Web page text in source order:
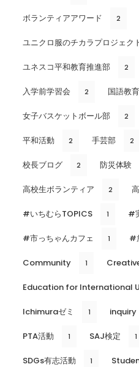
ボランティアアワード 2
ユニクロ服のチカラプロジェク
ユネスコ平和教育推進部 2
入学前学習会 2 国語教育
女子バスケットボール部 2
平和活動 2 手芸部 2
校長ブログ 2 防災体験
高校生ボランティア 2
#いちむらTOPICS 1 #
#市っちゃんカフェ 1 #
Community 1
Education for International
Ichimuraゼミ 1 inquiry
PTA活動 1 SAJ検定 1
SDGs有志活動 1